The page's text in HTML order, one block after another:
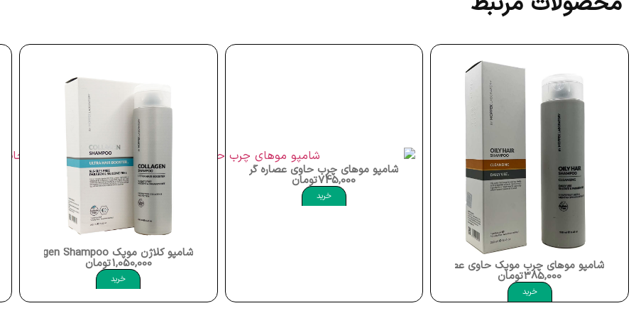
شامپو موهای چرب موپک حاوی عصاره گریپ فروت نعناع دشتی و گزنه 250 میلی لیتر موپک Oily Hair Shampoo Moppek
385,000تومان
خرید
شامپو موهای چرب حاوی عصاره گریپ فروت و قهوه سبز توضیحات شامپو 1000میلی لیتر میسوری Oily Hair Shampoo Grape Fruit Misssuri
745,000تومان
خرید
شامپو کلاژن موپک Moppek Collagen Shampoo
1,050,000تومان
خرید